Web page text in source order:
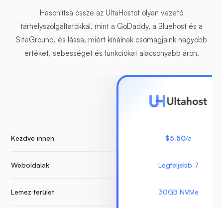
Hasonlítsa össze az UltaHostot olyan vezető
tárhelyszolgáltatókkal, mint a GoDaddy, a Bluehost és a
SiteGround, és lássa, miért kínálnak csomagjaink nagyobb
értéket, sebességet és funkciókat alacsonyabb áron.
Kezdve innen
Weboldalak
Lemez terület
$5.50/a
Legfeljebb 7
30GB NVMe